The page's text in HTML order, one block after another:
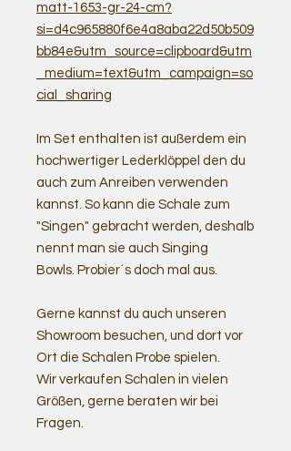
matt-1653-gr-24-cm?
si=d4c965880f6e4a8aba22d50b509
bb84e&utm_source=clipboard&utm
_medium=text&utm_campaign=so
cial_sharing
Im Set enthalten ist außerdem ein
hochwertiger Lederklöppel den du
auch zum Anreiben verwenden
kannst. So kann die Schale zum
"Singen" gebracht werden, deshalb
nennt man sie auch Singing
Bowls. Probier´s doch mal aus.
Gerne kannst du auch unseren
Showroom besuchen, und dort vor
Ort die Schalen Probe spielen.
Wir verkaufen Schalen in vielen
Größen, gerne beraten wir bei
Fragen.